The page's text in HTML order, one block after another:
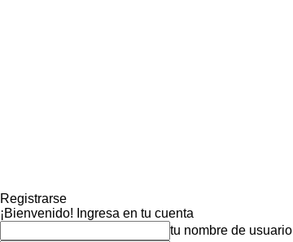
Registrarse
¡Bienvenido! Ingresa en tu cuenta
tu nombre de usuario